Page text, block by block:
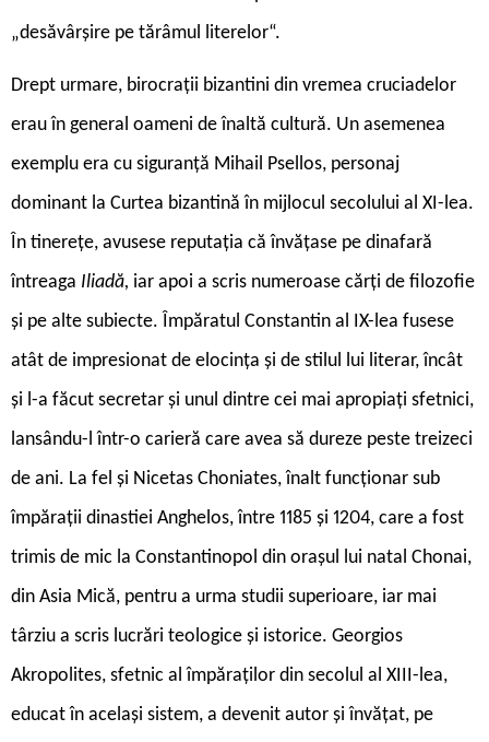
„desăvârșire pe tărâmul literelor“.
Drept urmare, birocrații bizantini din vremea cruciadelor
erau în general oameni de înaltă cultură. Un asemenea
exemplu era cu siguranță Mihail Psellos, personaj
dominant la Curtea bizantină în mijlocul secolului al XI-lea.
În tinerețe, avusese reputația că învățase pe dinafară
întreaga Iliadă, iar apoi a scris numeroase cărți de filozofie
și pe alte subiecte. Împăratul Constantin al IX-lea fusese
atât de impresionat de elocința și de stilul lui literar, încât
și l-a făcut secretar și unul dintre cei mai apropiați sfetnici,
lansându-l într-o carieră care avea să dureze peste treizeci
de ani. La fel și Nicetas Choniates, înalt funcționar sub
împărații dinastiei Anghelos, între 1185 și 1204, care a fost
trimis de mic la Constantinopol din orașul lui natal Chonai,
din Asia Mică, pentru a urma studii superioare, iar mai
târziu a scris lucrări teologice și istorice. Georgios
Akropolites, sfetnic al împăraților din secolul al XIII-lea,
educat în același sistem, a devenit autor și învățat, pe